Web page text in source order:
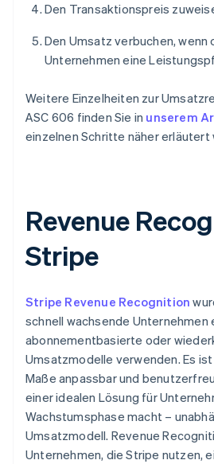
Den Transaktionspreis
Den Umsatz verbuchen, wenn
Unternehmen eine
Weitere Einzelheiten zur
ASC 606 finden Sie in unserem
einzelnen Schritte näher erläutert
Revenue
Stripe
Stripe Revenue Recognition
schnell wachsende Unternehmen
abonnementbasierte oder
Umsatzmodelle verwenden. Es
Maße anpassbar und
einer idealen Lösung für
Wachstumsphase macht –
Umsatzmodell. Revenue
Unternehmen, die Stripe nutzen,